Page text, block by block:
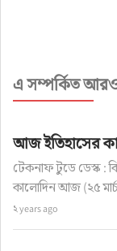
টপ নিউজ›তথ্য
লেখক: নুরুল করিম
এ সম্পর্কিত
আজ ইতিহাসের
টেকনাফ টুডে ডেস্ক :
কালোদিন আজ (২৫
২ years ago